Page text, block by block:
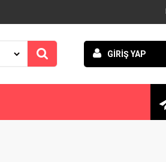
GİRİŞ YAP